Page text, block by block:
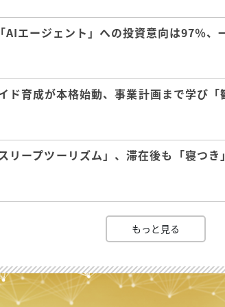
AIエージェント」への投資意向は97％
ド育成が本格始動、事業計画まで学び
リープツーリズム」、滞在後も「寝つ
もっと見る